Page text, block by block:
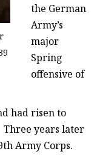
the German
Army’s
major
Spring
offensive of
had risen to
years later
Army Corps.